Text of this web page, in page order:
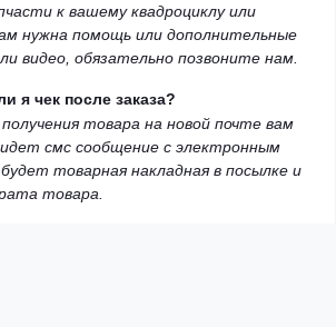
к вашему квадроциклу или
нужна помощь или дополнительные
видео, обязательно позвоните нам.
я чек после заказа?
товара на новой почте вам
смс сообщение с электронным
товарная накладная в посылке и
товара.